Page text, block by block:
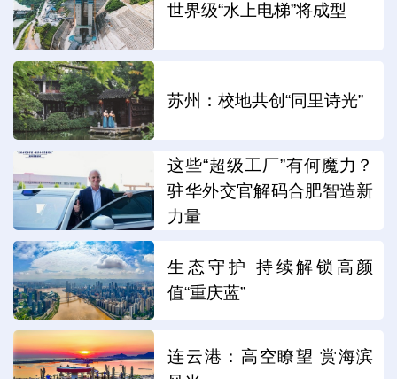
世界级“水上电梯”将成型
苏州：校地共创“同里诗光”
这些“超级工厂”有何魔力？
驻华外交官解码合肥智造新
力量
生态守护 持续解锁高颜
值“重庆蓝”
连云港：高空瞭望 赏海滨